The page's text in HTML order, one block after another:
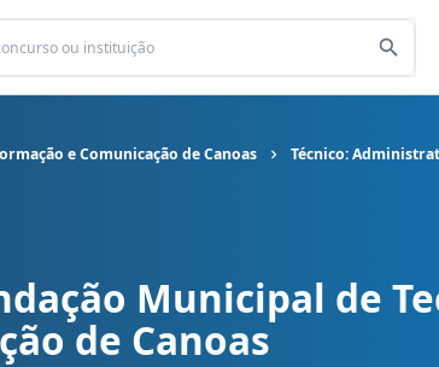
e Comunicação de Canoas Técnico:
Tecnologia da Informação e Comunicação de
Municipal de
de Canoas